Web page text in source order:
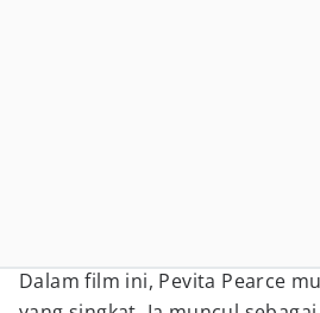
Dalam film ini, Pevita Pearce